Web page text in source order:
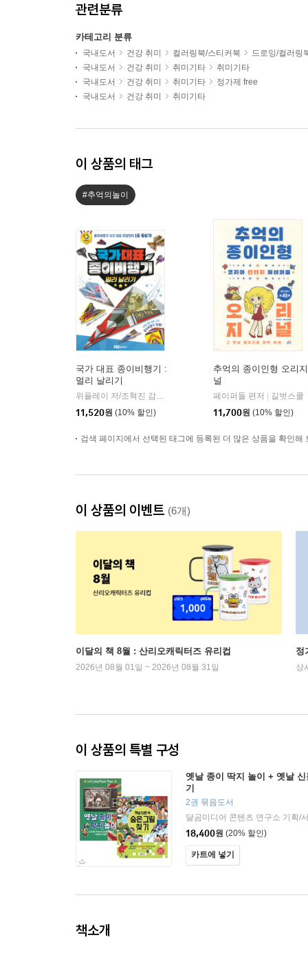
관련분류
카테고리 분류
국내도서 건강 취미 컬러링북/스티커북
드로잉/컬러링
국내도서
건강 취미 취미기타
취미기타
국내도서
건강 취미 취미기타
정가제 free
국내도서
건강 취미 취미기타
이 상품의 태그
#추억의놀이
국가 대표 종이비행기 :
멀리 날리기
위플레이 저/조혁진 감수
11,520원 (10% 할인)
추억의 종이인형 오리지
널
페이퍼돌 편저
길벗스쿨
11,700원 (10% 할인)
검색 페이지에서 선택된 태그에 등록된 더 많은 상품을 확인해
이 상품의 이벤트 (6개)
이달의 책 8월 : 산리오캐릭터즈 유리컵
2026년 08월 01일 ~ 2026년 08월 31일
정
상
이 상품의 특별 구성
옛날 종이 딱지 놀이 + 옛날
기
2권 묶음도서
달곰미디어 콘텐츠 연구소 기획/
18,400원 (20% 할인)
카트에 넣기
책소개